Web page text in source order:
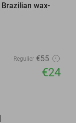
wax-
Regulier €55
€24